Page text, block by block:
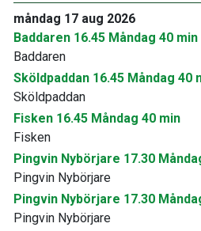
måndag 17 aug 2026
Baddaren 16.45 Måndag 40 min
Baddaren
Sköldpaddan 16.45 Måndag 40
Sköldpaddan
Fisken 16.45 Måndag 40 min
Fisken
Pingvin Nybörjare 17.30
Pingvin Nybörjare
Pingvin Nybörjare 17.30
Pingvin Nybörjare